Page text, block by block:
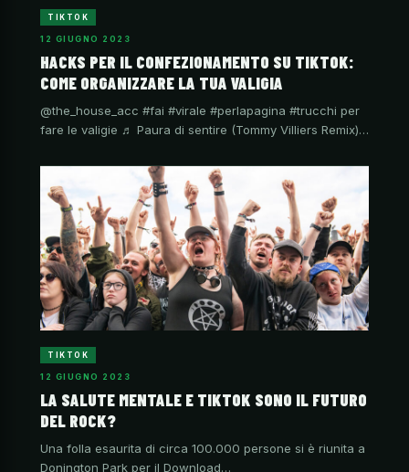
TIKTOK
12 GIUGNO 2023
HACKS PER IL CONFEZIONAMENTO SU TIKTOK:
COME ORGANIZZARE LA TUA VALIGIA
@the_house_acc #fai #virale #perlapagina #trucchi per
fare le valigie ♬ Paura di sentire (Tommy Villiers Remix)…
TIKTOK
12 GIUGNO 2023
LA SALUTE MENTALE E TIKTOK SONO IL FUTURO
DEL ROCK?
Una folla esaurita di circa 100.000 persone si è riunita a
Donington Park per il Download…